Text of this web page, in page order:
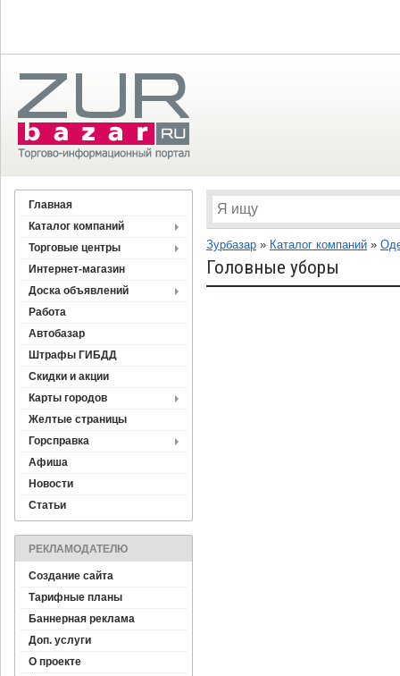
Главная
Каталог компаний
Торговые центры
Интернет-магазин
Доска объявлений
Работа
Автобазар
Штрафы ГИБДД
Скидки и акции
Карты городов
Желтые страницы
Горсправка
Афиша
Новости
Статьи
РЕКЛАМОДАТЕЛЮ
Создание сайта
Тарифные планы
Баннерная реклама
Доп. услуги
О проекте
Зурбазар » Каталог компаний »
Головные уборы